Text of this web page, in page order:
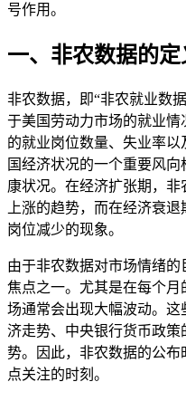
号作用。
一、非农数据的
非农数据，即“非农就业数
于美国劳动力市场的就业
的就业岗位数量、失业率
国经济状况的一个重要风
康状况。在经济扩张期，
上涨的趋势，而在经济衰
岗位减少的现象。
由于非农数据对市场情绪
焦点之一。尤其是在每个
场通常会出现大幅波动。
济走势、中央银行货币政
势。因此，非农数据的公
点关注的时刻。